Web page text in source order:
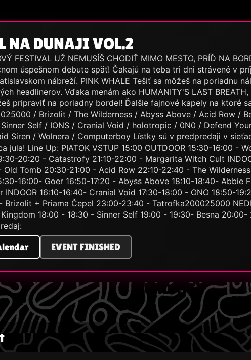
NA DUNAJI VOL.2
FESTIVAL UŽ NEMUSÍŠ CHODIŤ MIMO MESTO, PRÍĎ NA
úspešnom debute späť! Čakajú na teba tri dni strávené v
nábreží. PINK WHALE Tešiť sa môžeš na poriadnu
headlinerov. Vďaka menám ako HUMANITY'S LAST BREATH,
pripraviť na poriadny bordel! Ďalšie fajnové kapely na ktoré
/ Brizolit / The Wilderness / Abyss Above / Acid Row /
Self / IONS / Cranial Void / holotropic / 0N0 / Defend
Siren / Wolnera / Computerboy Lístky sú v predpredaji v
jula! Line Up: PIATOK VSTUP 15:00 OUTDOOR 15:30-16:00 -
20:20 - Catastrofy 21:10-22:00 - Margarita Witch Cult
Old Tomb 20:30-21:00 - Acid Row 22:10-22:40 - The
16:00- Goer 16:50-17:20 - Abyss Above 18:10-18:40-
INDOOR 16:10-16:40- Cranial Void 17:30-18:00 - ONO 18:50-
Brizolit + Priama Čepel 23:00-23:40 - Tatrofka200025000
18:00 - 18:30 - Sinner Self 19:00 - 19:30- Besna
EVENT FINISHED